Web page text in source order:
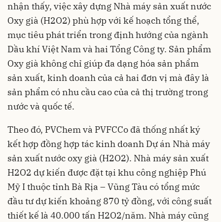
nhận thấy, việc xây dựng Nhà máy sản xuất nước
Oxy già (H2O2) phù hợp với kế hoạch tổng thể,
mục tiêu phát triển trong định hướng của ngành
Dầu khí Việt Nam và hai Tổng Công ty. Sản phẩm
Oxy già không chỉ giúp đa dạng hóa sản phẩm
sản xuất, kinh doanh của cả hai đơn vị mà đây là
sản phẩm có nhu cầu cao của cả thị trường trong
nước và quốc tế.
Theo đó, PVChem và PVFCCo đã thống nhất ký
kết hợp đồng hợp tác kinh doanh Dự án Nhà máy
sản xuất nước oxy già (H2O2). Nhà máy sản xuất
H2O2 dự kiến được đặt tại khu công nghiệp Phú
Mỹ I thuộc tỉnh Bà Rịa – Vũng Tàu có tổng mức
đầu tư dự kiến khoảng 870 tỷ đồng, với công suất
thiết kế là 40.000 tấn H2O2/năm. Nhà máy cũng